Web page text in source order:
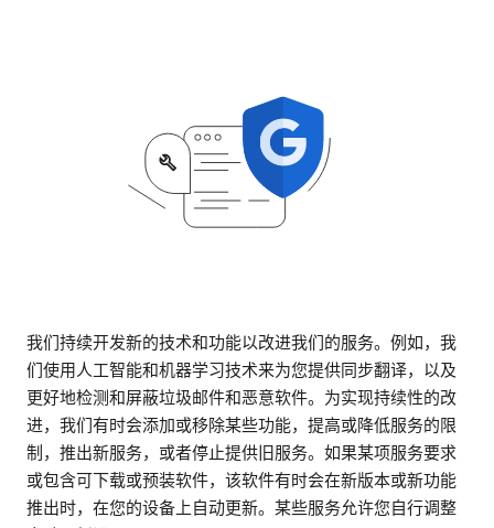
我们持续开发新的技术和功能以改进我们的服务。例如，我
们使用人工智能和机器学习技术来为您提供同步翻译，以及
更好地检测和屏蔽垃圾邮件和恶意软件。为实现持续性的改
进，我们有时会添加或移除某些功能，提高或降低服务的限
制，推出新服务，或者停止提供旧服务。如果某项服务要求
或包含可下载或预装软件，该软件有时会在新版本或新功能
推出时，在您的设备上自动更新。某些服务允许您自行调整